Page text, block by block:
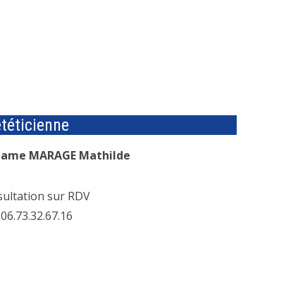
MARAGE Mathilde
sur RDV